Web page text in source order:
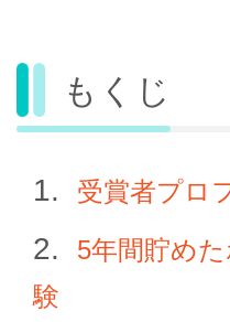
もくじ
受賞者プロ
5年間貯め
験